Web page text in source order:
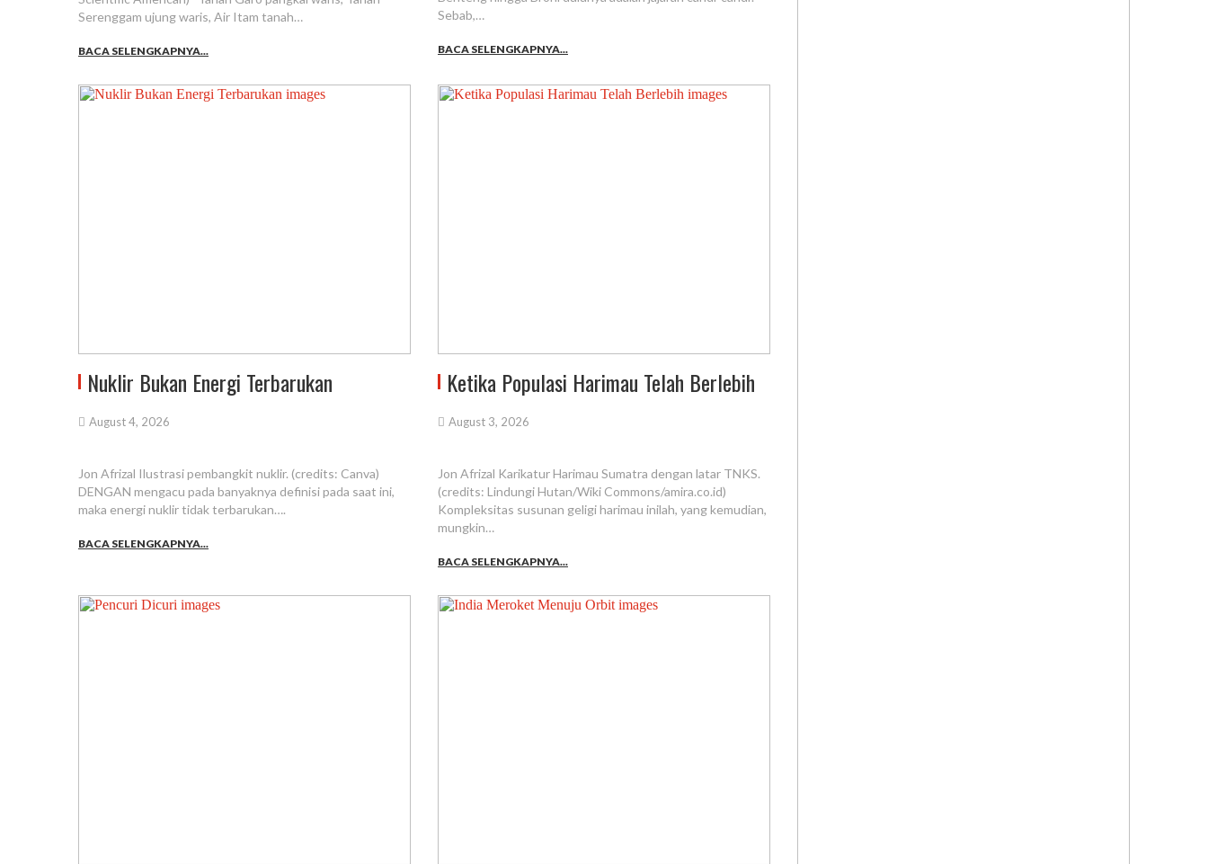
Serenggam ujung waris, Air Itam tanah…
BACA SELENGKAPNYA...
Sebab,…
BACA SELENGKAPNYA...
Nuklir Bukan Energi Terbarukan
August 4, 2026
Jon Afrizal Ilustrasi pembangkit nuklir. (credits: Canva)
DENGAN mengacu pada banyaknya definisi pada saat ini,
maka energi nuklir tidak terbarukan….
BACA SELENGKAPNYA...
Ketika Populasi Harimau Telah Berlebih
August 3, 2026
Jon Afrizal Karikatur Harimau Sumatra dengan latar TNKS.
(credits: Lindungi Hutan/Wiki Commons/amira.co.id)
Kompleksitas susunan geligi harimau inilah, yang kemudian,
mungkin…
BACA SELENGKAPNYA...